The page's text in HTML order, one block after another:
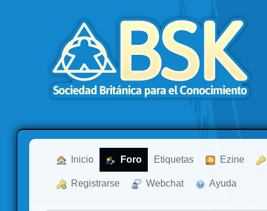
Inicio Foro Etiquetas Ezine
Registrarse Webchat Ayuda